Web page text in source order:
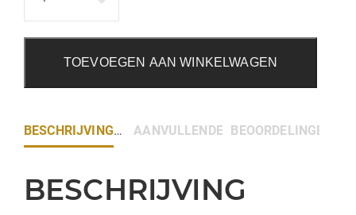
TOEVOEGEN AAN WINKELWAGEN
BESCHRIJVING AANVULLENDE INFORMATIE
BEOORDELINGEN (0)
BESCHRIJVING